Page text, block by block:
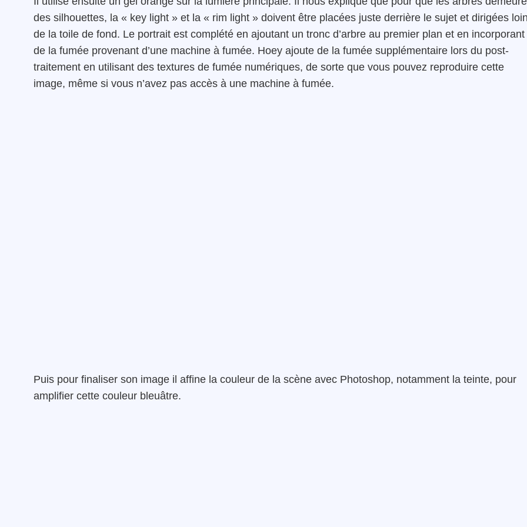
des silhouettes, la « key light » et la « rim light » doivent être placées juste derrière le sujet et dirigées
de la toile de fond. Le portrait est complété en ajoutant un tronc d’arbre au premier plan et en incorporant
de la fumée provenant d’une machine à fumée. Hoey ajoute de la fumée supplémentaire lors du post-
traitement en utilisant des textures de fumée numériques, de sorte que vous pouvez reproduire cette
image, même si vous n’avez pas accès à une machine à fumée.
Puis pour finaliser son image il affine la couleur de la scène avec Photoshop, notamment la teinte, pour
amplifier cette couleur bleuâtre.